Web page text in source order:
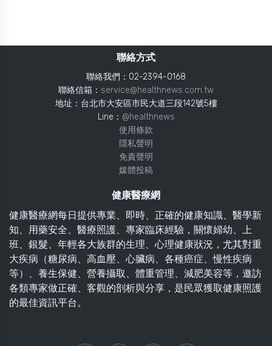
聯絡方式
聯絡我們：02-2394-0168
聯絡信箱： service@healthnews.com.tw
地址：台北市大安區市民大道三段142號5樓
Line： @healthnews
使用條款
隱私聲明
免責聲明
媒體投稿
健康醫療網
健康醫療網每日提供專業、即時、正確的健康知識、醫學新
知、用藥安全、醫療照護、專家臨床經驗，關懷婦幼、上
班、銀髮、年輕各大族群的生理、心理健康狀況，尤其對重
大疾病（糖尿病、高血壓、心臟病、各種癌症、慢性疾病
等）、養生保健、營養攝取、體重管理、減肥美容等，邀訪
各類專家做正確、客觀的剖析與分享，是民眾獲取健康照護
的最佳資訊平台。